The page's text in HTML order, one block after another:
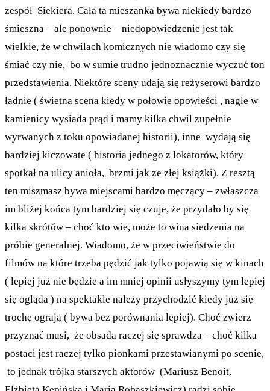
zespół Siekiera. Cała ta mieszanka bywa niekiedy bardzo
śmieszna – ale ponownie – niedopowiedzenie jest tak
wielkie, że w chwilach komicznych nie wiadomo czy się
śmiać czy nie, bo w sumie trudno jednoznacznie wyczuć ton
przedstawienia. Niektóre sceny udają się reżyserowi bardzo
ładnie ( świetna scena kiedy w połowie opowieści , nagle w
kamienicy wysiada prąd i mamy kilka chwil zupełnie
wyrwanych z toku opowiadanej historii), inne wydają się
bardziej kiczowate ( historia jednego z lokatorów, który
spotkał na ulicy anioła, brzmi jak ze złej książki). Z resztą
ten miszmasz bywa miejscami bardzo męczący – zwłaszcza
im bliżej końca tym bardziej się czuje, że przydało by się
kilka skrótów – choć kto wie, może to wina siedzenia na
próbie generalnej. Wiadomo, że w przeciwieństwie do
filmów na które trzeba pędzić jak tylko pojawią się w kinach
( lepiej już nie będzie a im mniej opinii usłyszymy tym lepiej
się ogląda ) na spektakle należy przychodzić kiedy już się
trochę ograją ( bywa bez porównania lepiej). Choć zwierz
przyznać musi, że obsada raczej się sprawdza – choć kilka
postaci jest raczej tylko pionkami przestawianymi po scenie,
to jednak trójka starszych aktorów (Mariusz Benoit,